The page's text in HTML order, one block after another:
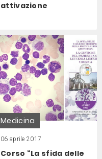
attivazione
Medicina
06 aprile 2017
Corso “La sfida delle